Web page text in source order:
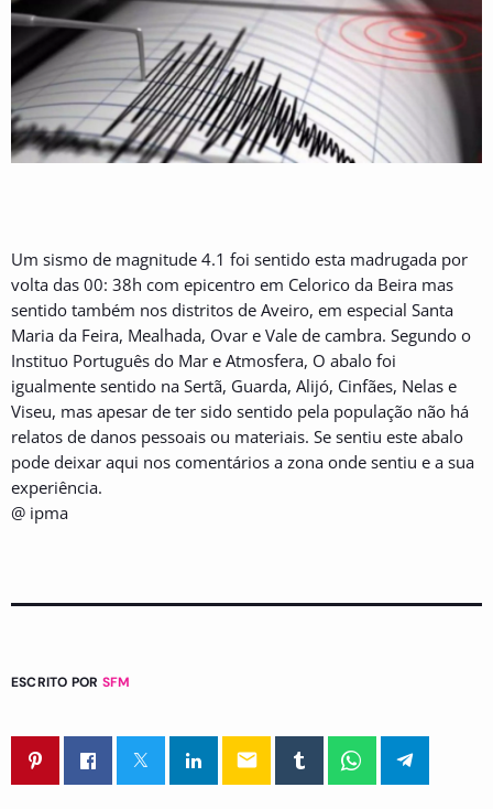
Um sismo de magnitude 4.1 foi sentido esta madrugada por
volta das 00: 38h com epicentro em Celorico da Beira mas
sentido também nos distritos de Aveiro, em especial Santa
Maria da Feira, Mealhada, Ovar e Vale de cambra. Segundo o
Instituo Português do Mar e Atmosfera, O abalo foi
igualmente sentido na Sertã, Guarda, Alijó, Cinfães, Nelas e
Viseu, mas apesar de ter sido sentido pela população não há
relatos de danos pessoais ou materiais. Se sentiu este abalo
pode deixar aqui nos comentários a zona onde sentiu e a sua
experiência.
@ ipma
ESCRITO POR SFM
email